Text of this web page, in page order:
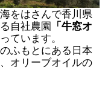
をはさんで香川県
自社農園
「牛窓オ
ています。
ふもとにある日本
オリーブオイルの